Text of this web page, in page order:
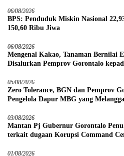
06/08/2026
BPS: Penduduk Miskin Nasional
150,60 Ribu Jiwa
06/08/2026
Mengenal Kakao, Tanaman Bernilai
Disalurkan Pemprov Gorontalo
05/08/2026
Zero Tolerance, BGN dan Pemprov
Pengelola Dapur MBG yang
03/08/2026
Mantan Pj Gubernur Gorontalo
terkait dugaan Korupsi Command
01/08/2026